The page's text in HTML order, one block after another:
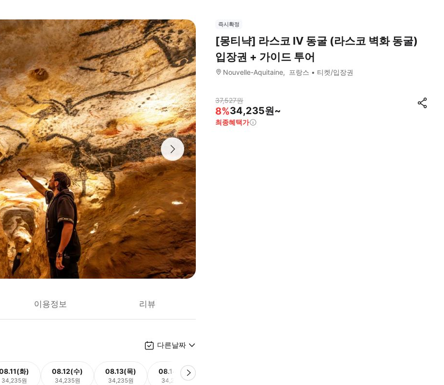
이용정보 리뷰
다른날짜
화)
34,235원
08.12(수)
34,235원
08.13(목)
34,235원
08.14(금)
34,235원
즉시확정
[몽티냑] 라스코 IV 동굴 (라스코 벽화 동굴)
입장권 + 가이드 투어
Nouvelle-Aquitaine 프랑스 티켓/입장권
37,527원
8%34,235원~
최종혜택가